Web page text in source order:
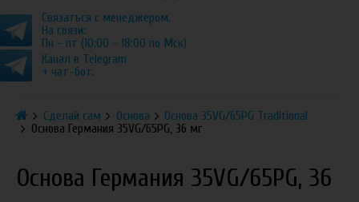
Связаться с менеджером.
На связи:
Пн - пт (10:00 - 18:00 по Мск)
Канал в Telegram
+ чат-бот.
Сделай сам Основа
Основа 35VG/65PG Traditional
Основа Германия 35VG/65PG, 36 мг
Основа Германия 35VG/65PG, 36